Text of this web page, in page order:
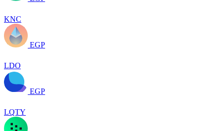
KNC
EGP
LDO
EGP
LQTY